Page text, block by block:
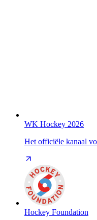
WK Hockey 2026
Het officiële kanaal
Hockey Foundation